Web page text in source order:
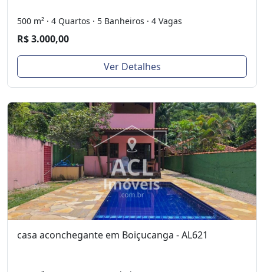
500 m² · 4 Quartos · 5 Banheiros · 4 Vagas
R$ 3.000,00
Ver Detalhes
casa aconchegante em Boiçucanga - AL621